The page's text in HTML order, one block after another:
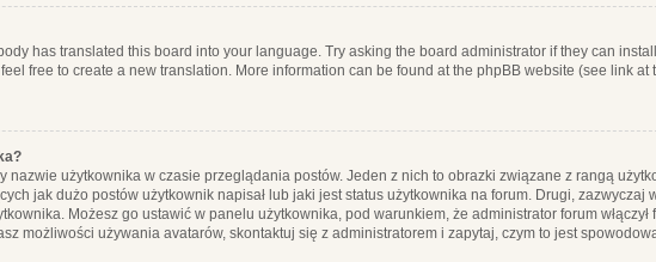
has translated this board into your language. Try asking the board administrator if they can
free to create a new translation. More information can be found at the phpBB website (see link at
nazwie użytkownika w czasie przeglądania postów. Jeden z nich to obrazki związane z rangą
jak dużo postów użytkownik napisał lub jaki jest status użytkownika na forum. Drugi, zazwyczaj
Możesz go ustawić w panelu użytkownika, pod warunkiem, że administrator forum włączył
możliwości używania avatarów, skontaktuj się z administratorem i zapytaj, czym to jest